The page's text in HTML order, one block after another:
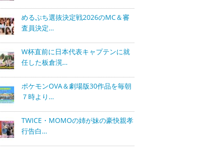
めるぷち選抜決定戦2026のMC＆審
査員決定…
W杯直前に日本代表キャプテンに就
任した板倉滉…
ポケモンOVA＆劇場版30作品を毎朝
７時より…
TWICE・MOMOの姉が妹の豪快親孝
行告白…